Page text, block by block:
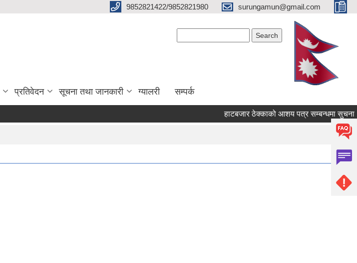
9852821422/9852821980 surungamun@gmail.com
प्रतिवेदन सूचना तथा जानकारी ग्यालरी सम्पर्क
हाटबजार ठेक्काको आशय पत्र सम्बन्धमा सुचना |